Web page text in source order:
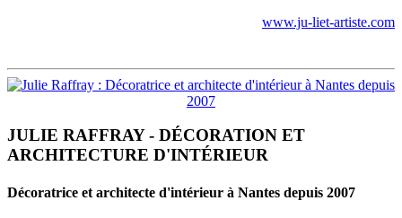
www.ju-liet-artiste.com
JULIE RAFFRAY - DÉCORATION ET
ARCHITECTURE D'INTÉRIEUR
Décoratrice et architecte d'intérieur à Nantes depuis 2007